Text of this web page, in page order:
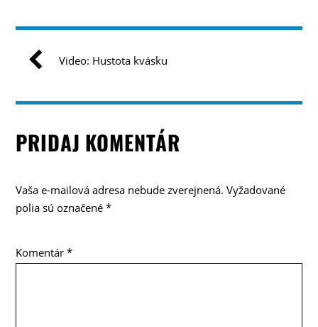
Video: Hustota kvásku
PRIDAJ KOMENTÁR
Vaša e-mailová adresa nebude zverejnená. Vyžadované
polia sú označené*
Komentár*